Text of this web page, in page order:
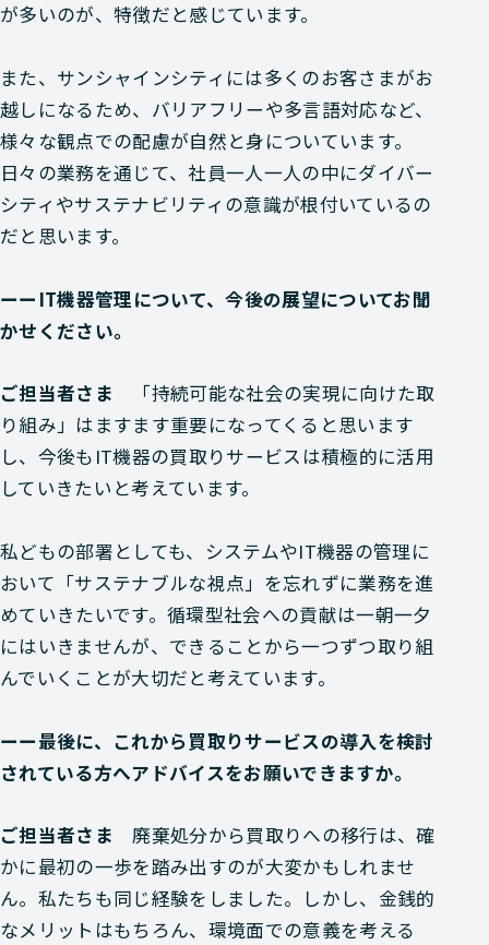
が多いのが、特徴だと感じています。
また、サンシャインシティには多くのお客さまがお
越しになるため、バリアフリーや多言語対応など、
様々な観点での配慮が自然と身についています。
日々の業務を通じて、社員一人一人の中にダイバー
シティやサステナビリティの意識が根付いているの
だと思います。
ーーIT機器管理について、今後の展望についてお聞
かせください。
ご担当者さま 「持続可能な社会の実現に向けた取
り組み」はますます重要になってくると思います
し、今後もIT機器の買取りサービスは積極的に活用
していきたいと考えています。
私どもの部署としても、システムやIT機器の管理に
おいて「サステナブルな視点」を忘れずに業務を進
めていきたいです。循環型社会への貢献は一朝一夕
にはいきませんが、できることから一つずつ取り組
んでいくことが大切だと考えています。
ーー最後に、これから買取りサービスの導入を検討
されている方へアドバイスをお願いできますか。
ご担当者さま 廃棄処分から買取りへの移行は、確
かに最初の一歩を踏み出すのが大変かもしれませ
ん。私たちも同じ経験をしました。しかし、金銭的
なメリットはもちろん、環境面での意義を考える